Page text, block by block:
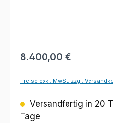
Regulärer Preis:
8.400,00 €
Preise exkl. MwSt. zzgl.
Versandfertig in 20
Tage